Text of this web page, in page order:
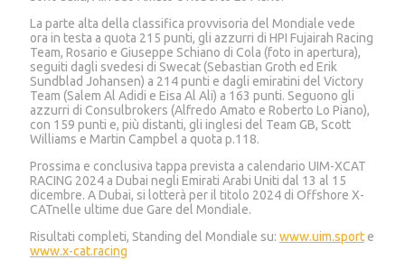
La parte alta della classifica provvisoria del Mondiale vede
ora in testa a quota 215 punti, gli azzurri di HPI Fujairah Racing
Team, Rosario e Giuseppe Schiano di Cola (foto in apertura),
seguiti dagli svedesi di Swecat (Sebastian Groth ed Erik
Sundblad Johansen) a 214 punti e dagli emiratini del Victory
Team (Salem Al Adidi e Eisa Al Ali) a 163 punti. Seguono gli
azzurri di Consulbrokers (Alfredo Amato e Roberto Lo Piano),
con 159 punti e, più distanti, gli inglesi del Team GB, Scott
Williams e Martin Campbel a quota p.118.
Prossima e conclusiva tappa prevista a calendario UIM-XCAT
RACING 2024 a Dubai negli Emirati Arabi Uniti dal 13 al 15
dicembre. A Dubai, si lotterà per il titolo 2024 di Offshore X-
CATnelle ultime due Gare del Mondiale.
Risultati completi, Standing del Mondiale su: www.uim.sporte
www.x-cat.racing